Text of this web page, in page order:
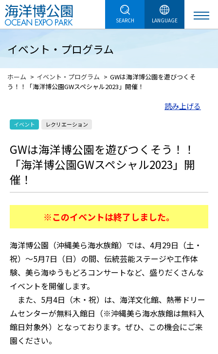
SEARCH LANGUAGE
イベント・プログラム
ホーム イベント・プログラム
GWは海洋博公園を遊びつくそ
う！！「海洋博公園GWスペシャル2023」開催！
読み上げる
イベント レクリエーション
GWは海洋博公園を遊びつくそう！！
「海洋博公園GWスペシャル2023」開
催！
※このイベントは終了しました。
海洋博公園（沖縄美ら海水族館）では、4月29日（土・
祝）～5月7日（日）の間、伝統芸能ステージや工作体
験、美ら海ゆうもどろコンサートなど、盛りだくさんな
イベントを開催します。
また、5月4日（木・祝）は、海洋文化館、熱帯ドリー
ムセンターが無料入館日（※沖縄美ら海水族館は無料入
館日対象外）となっております。ぜひ、この機会にご来
園ください。